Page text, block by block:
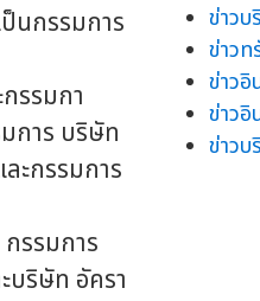
นกรรมการ
รรมกา
การ บริษัท
ะกรรมการ
กรรมการ
บริษัท อัครา
ข่าวบ
ข่าว
ข่าวอิ
ข่าวอิ
ข่าว